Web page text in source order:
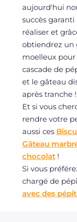
aujourd'hui
succès
réaliser et
obtiendrez un
moelleux
cascade de
et le gâteau
après tranche !
Et si vous
rendre votre
aussi ces
Gâteau
chocolat!
Si vous
chargé de
avec des